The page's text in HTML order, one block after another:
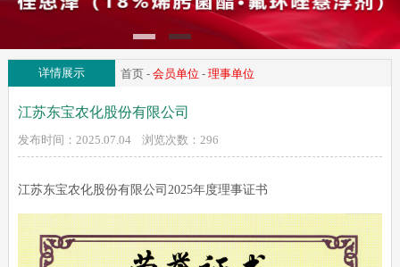
详情展示 首页- 会员单位 - 理事单位
江苏东宝农化股份有限公司
发布时间：2025.07.04 浏览次数： 296
江苏东宝农化股份有限公司2025年度理事证书